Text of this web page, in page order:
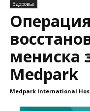
Здоровье
мениска
Medpark
Medpark International